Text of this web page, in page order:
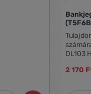
Tulajdonságok:
számára Kompatibilitás: Euro BST
DL103 Hossza: 20 cm Élettartam: 4-5000
2 170